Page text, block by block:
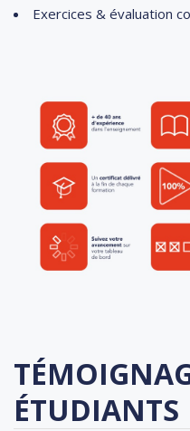
Exercices & évaluation
ÉTUDIANTS